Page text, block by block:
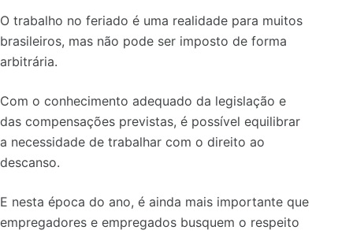
O trabalho no feriado é uma realidade para muitos
brasileiros, mas não pode ser imposto de forma
arbitrária.
Com o conhecimento adequado da legislação e
das compensações previstas, é possível equilibrar
a necessidade de trabalhar com o direito ao
descanso.
E nesta época do ano, é ainda mais importante que
empregadores e empregados busquem o respeito